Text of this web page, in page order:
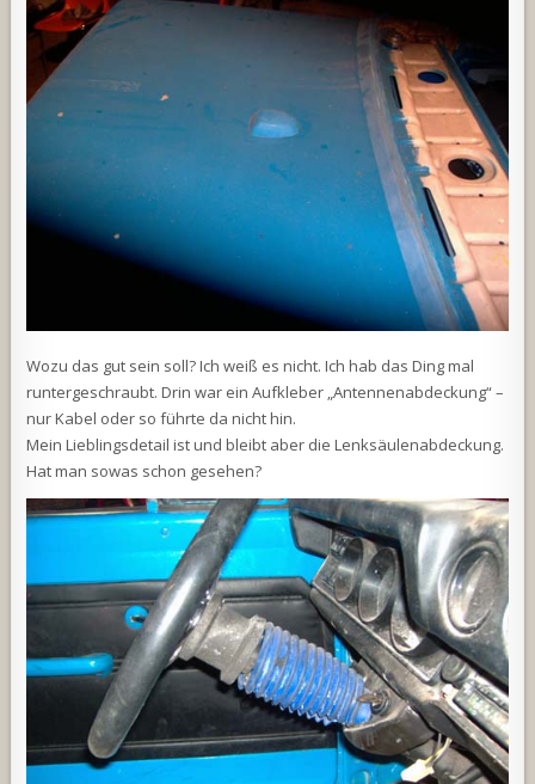
Wozu das gut sein soll? Ich weiß es nicht. Ich hab das Ding mal
runtergeschraubt. Drin war ein Aufkleber „Antennenabdeckung“ –
nur Kabel oder so führte da nicht hin.
Mein Lieblingsdetail ist und bleibt aber die Lenksäulenabdeckung.
Hat man sowas schon gesehen?